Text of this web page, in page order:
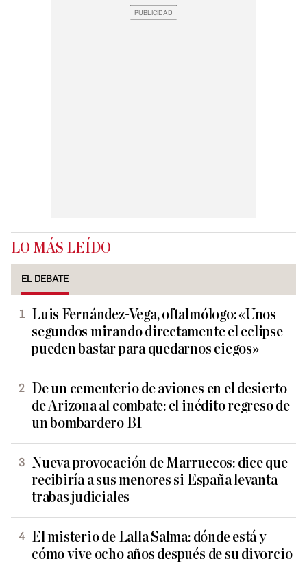
LO MÁS LEÍDO
EL DEBATE
Luis Fernández-Vega, oftalmólogo: «Unos
segundos mirando directamente el eclipse
pueden bastar para quedarnos ciegos»
De un cementerio de aviones en el desierto
de Arizona al combate: el inédito regreso de
un bombardero B1
Nueva provocación de Marruecos: dice que
recibiría a sus menores si España levanta
trabas judiciales
El misterio de Lalla Salma: dónde está y
cómo vive ocho años después de su divorcio